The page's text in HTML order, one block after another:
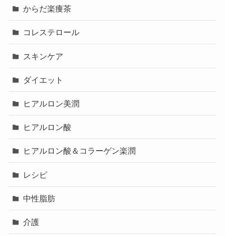
からだ楽痩茶
コレステロール
スキンケア
ダイエット
ヒアルロン美潤
ヒアルロン酸
ヒアルロン酸＆コラーゲン楽潤
レシピ
中性脂肪
介護